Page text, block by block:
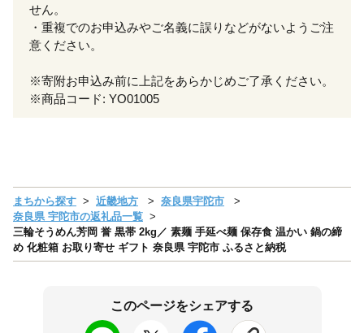
せん。
・重複でのお申込みやご名義に誤りなどがないようご注
意ください。
※寄附お申込み前に上記をあらかじめご了承ください。
※商品コード: YO01005
まちから探す 近畿地方
奈良県宇陀市
奈良県 宇陀市の返礼品一覧
三輪そうめん芳岡 誉 黒帯 2kg／ 素麺 手延べ麺 保存食 温かい 鍋の締
め 化粧箱 お取り寄せ ギフト 奈良県 宇陀市 ふるさと納税
このページをシェアする